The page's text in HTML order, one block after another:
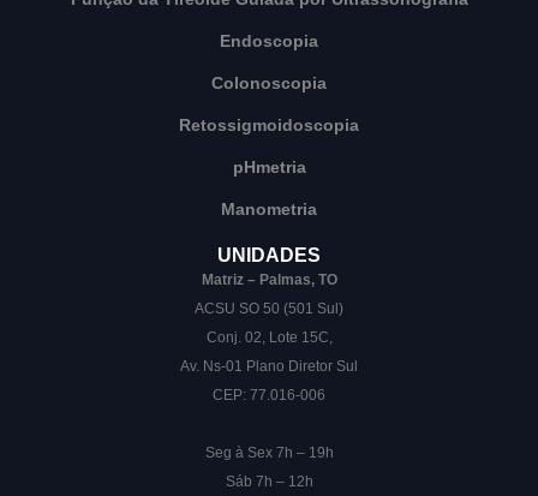
Endoscopia
Colonoscopia
Retossigmoidoscopia
pHmetria
Manometria
UNIDADES
Matriz – Palmas, TO
ACSU SO 50 (501 Sul)
Conj. 02, Lote 15C,
Av. Ns-01 Plano Diretor Sul
CEP: 77.016-006
Seg à Sex 7h – 19h
Sáb 7h – 12h